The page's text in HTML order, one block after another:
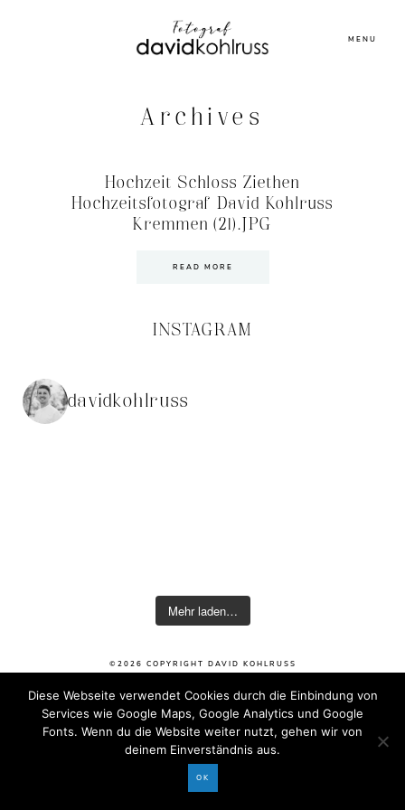
MENU
Archives
Hochzeit Schloss Ziethen
Hochzeitsfotograf David Kohlruss
Kremmen (21).JPG
READ MORE
INSTAGRAM
davidkohlruss
Mehr laden…
©2026 COPYRIGHT DAVID KOHLRUSS
Diese Webseite verwendet Cookies durch die Einbindung von
Services wie Google Maps, Google Analytics und Google
Fonts. Wenn du die Website weiter nutzt, gehen wir von
deinem Einverständnis aus.
OK